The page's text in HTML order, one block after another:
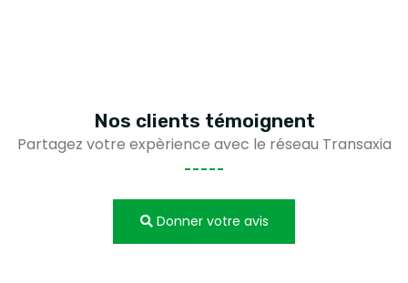
Nos clients témoignent
Partagez votre expèrience avec le réseau Transaxia
Donner votre avis